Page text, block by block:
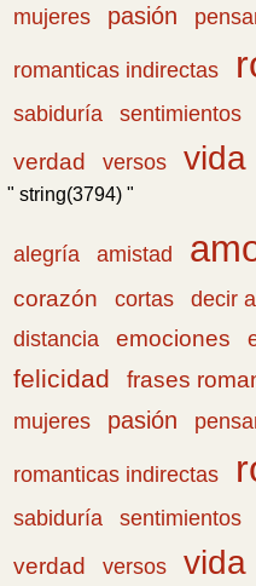
mujeres
pasión
romanticas indirectas
sabiduría sentimientos
verdad
versos vida
" string(3794) "
alegría amistad
corazón
cortas decir
distancia emociones
felicidad frases
mujeres
pasión
romanticas indirectas
sabiduría sentimientos
verdad
versos vida